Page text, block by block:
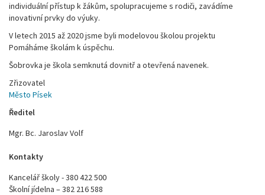
individuální přístup k žákům, spolupracujeme s rodiči, zavádíme
inovativní prvky do výuky.
V letech 2015 až 2020 jsme byli modelovou školou projektu
Pomáháme školám k úspěchu.
Šobrovka je škola semknutá dovnitř a otevřená navenek.
Zřizovatel
Město Písek
Ředitel
Mgr. Bc. Jaroslav Volf
Kontakty
Kancelář školy - 380 422 500
Školní jídelna – 382 216 588